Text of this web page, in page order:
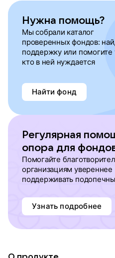
Нужна помощь?
Мы собрали каталог
проверенных фондов:
поддержку или помогите
кто в ней нуждается
Найти фонд
Регулярная
опора для
Помогайте
организациям увереннее
поддерживать
Узнать подробнее